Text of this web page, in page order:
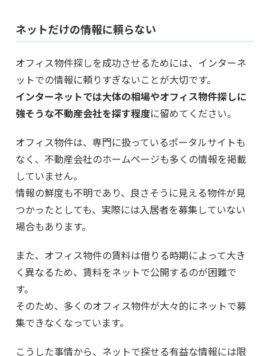
ネットだけの情報に頼らない
オフィス物件探しを成功させるためには、インターネ
ットでの情報に頼りすぎないことが大切です。
インターネットでは大体の相場やオフィス物件探しに
強そうな不動産会社を探す程度に留めてください。
オフィス物件は、専門に扱っているポータルサイトも
なく、不動産会社のホームページも多くの情報を掲載
していません。
情報の鮮度も不明であり、良さそうに見える物件が見
つかったとしても、実際には入居者を募集していない
場合もあります。
また、オフィス物件の賃料は借りる時期によって大き
く異なるため、賃料をネットで公開するのが困難で
す。
そのため、多くのオフィス物件が大々的にネットで募
集できなくなっています。
こうした事情から、ネットで探せる有益な情報には限